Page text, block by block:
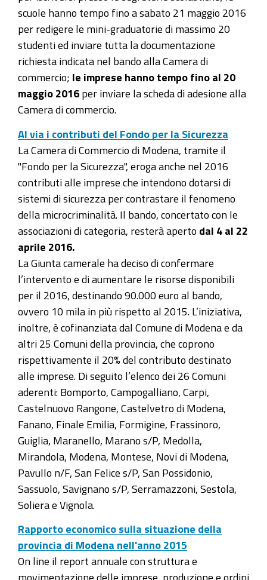
scuole hanno tempo fino a sabato 21 maggio 2016
per redigere le mini-graduatorie di massimo 20
studenti ed inviare tutta la documentazione
richiesta indicata nel bando alla Camera di
commercio; le imprese hanno tempo fino al 20
maggio 2016 per inviare la scheda di adesione alla
Camera di commercio.
Al via i contributi del Fondo per la Sicurezza
La Camera di Commercio di Modena, tramite il
"Fondo per la Sicurezza", eroga anche nel 2016
contributi alle imprese che intendono dotarsi di
sistemi di sicurezza per contrastare il fenomeno
della microcriminalità. Il bando, concertato con le
associazioni di categoria, resterà aperto dal 4 al 22
aprile 2016.
La Giunta camerale ha deciso di confermare
l’intervento e di aumentare le risorse disponibili
per il 2016, destinando 90.000 euro al bando,
ovvero 10 mila in più rispetto al 2015. L’iniziativa,
inoltre, è cofinanziata dal Comune di Modena e da
altri 25 Comuni della provincia, che coprono
rispettivamente il 20% del contributo destinato
alle imprese. Di seguito l’elenco dei 26 Comuni
aderenti: Bomporto, Campogalliano, Carpi,
Castelnuovo Rangone, Castelvetro di Modena,
Fanano, Finale Emilia, Formigine, Frassinoro,
Guiglia, Maranello, Marano s/P, Medolla,
Mirandola, Modena, Montese, Novi di Modena,
Pavullo n/F, San Felice s/P, San Possidonio,
Sassuolo, Savignano s/P, Serramazzoni, Sestola,
Soliera e Vignola.
Rapporto economico sulla situazione della
provincia di Modena nell'anno 2015
On line il report annuale con struttura e
movimentazione delle imprese, produzione e ordini